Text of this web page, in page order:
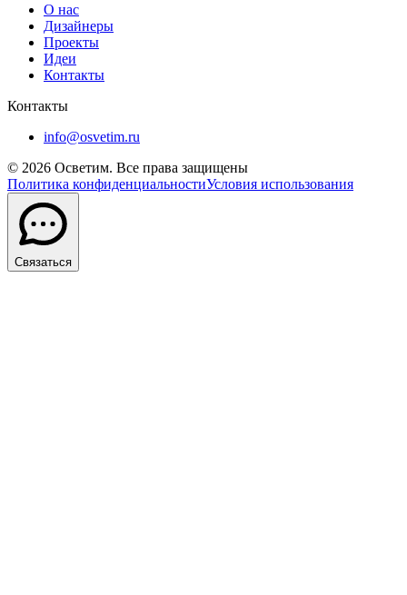
О нас
Дизайнеры
Проекты
Идеи
Контакты
Контакты
info@osvetim.ru
© 2026 Осветим. Все права защищены
Политика конфиденциальностиУсловия использования
Связаться